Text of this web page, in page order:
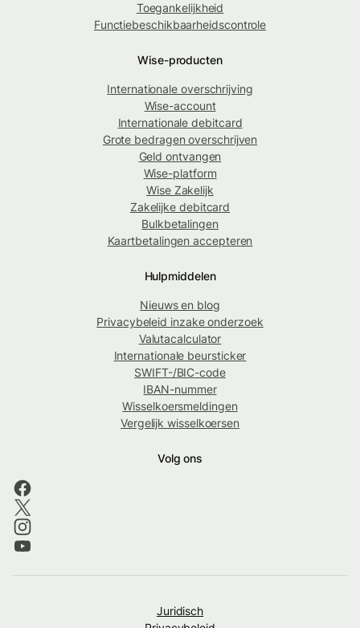
Toegankelijkheid
Functiebeschikbaarheidscontrole
Wise-producten
Internationale overschrijving
Wise-account
Internationale debitcard
Grote bedragen overschrijven
Geld ontvangen
Wise-platform
Wise Zakelijk
Zakelijke debitcard
Bulkbetalingen
Kaartbetalingen accepteren
Hulpmiddelen
Nieuws en blog
Privacybeleid inzake onderzoek
Valutacalculator
Internationale beursticker
SWIFT-/BIC-code
IBAN-nummer
Wisselkoersmeldingen
Vergelijk wisselkoersen
Volg ons
Juridisch